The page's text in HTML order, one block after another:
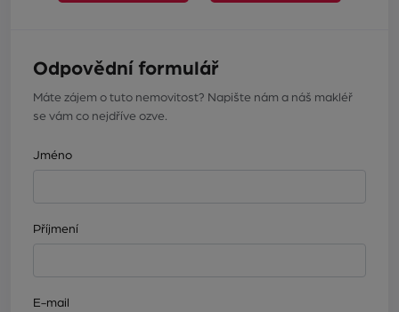
Odpovědní formulář
Máte zájem o tuto nemovitost? Napište nám a náš makléř
se vám co nejdříve ozve.
Jméno
Příjmení
E-mail